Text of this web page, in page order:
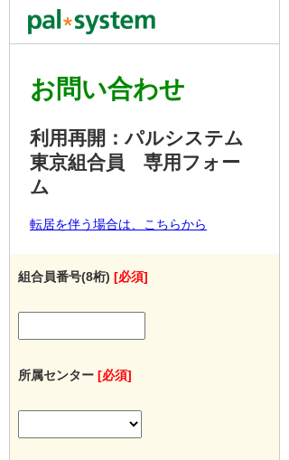
お問い合わせ
利用再開：パルシステム
東京組合員 専用フォー
ム
転居を伴う場合は、こちらから
組合員番号(8桁) [必須]
所属センター [必須]